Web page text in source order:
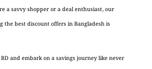
a savvy shopper or a deal enthusiast, our
the best discount offers in Bangladesh is
and embark on a savings journey like never